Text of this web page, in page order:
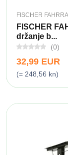
FISCHER
FISCHER
držanje b...
(0)
32,99 EUR
(= 248,56 kn)